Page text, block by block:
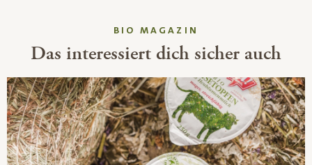
BIO MAGAZIN
Das interessiert dich sicher auch